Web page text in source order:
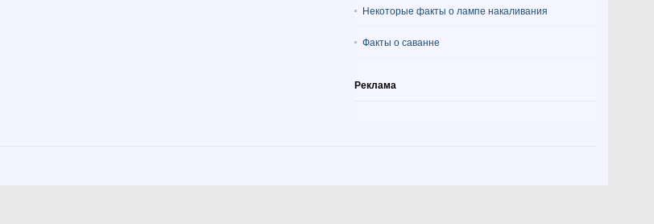
Некоторые факты о лампе накаливания
Факты о саванне
Реклама